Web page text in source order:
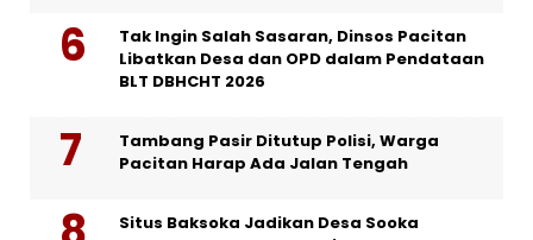
Tak Ingin Salah Sasaran, Dinsos Pacitan
Libatkan Desa dan OPD dalam Pendataan
BLT DBHCHT 2026
Tambang Pasir Ditutup Polisi, Warga
Pacitan Harap Ada Jalan Tengah
Situs Baksoka Jadikan Desa Sooka